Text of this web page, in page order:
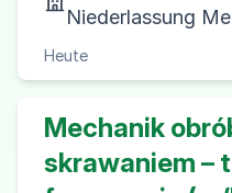
Niederlassung
Heute
Mechanik
skrawaniem –